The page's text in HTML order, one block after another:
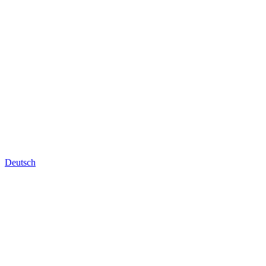
Deutsch